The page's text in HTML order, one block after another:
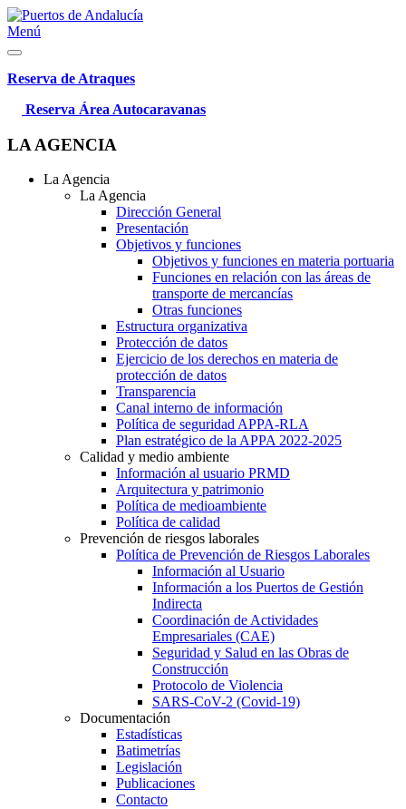
Menú
Reserva de Atraques
Reserva Área Autocaravanas
LA AGENCIA
La Agencia
La Agencia
Dirección General
Presentación
Objetivos y funciones
Objetivos y funciones en materia portuaria
Funciones en relación con las áreas de
transporte de mercancías
Otras funciones
Estructura organizativa
Protección de datos
Ejercicio de los derechos en materia de
protección de datos
Transparencia
Canal interno de información
Política de seguridad APPA-RLA
Plan estratégico de la APPA 2022-2025
Calidad y medio ambiente
Información al usuario PRMD
Arquitectura y patrimonio
Política de medioambiente
Política de calidad
Prevención de riesgos laborales
Política de Prevención de Riesgos Laborales
Información al Usuario
Información a los Puertos de Gestión
Indirecta
Coordinación de Actividades
Empresariales (CAE)
Seguridad y Salud en las Obras de
Construcción
Protocolo de Violencia
SARS-CoV-2 (Covid-19)
Documentación
Estadísticas
Batimetrías
Legislación
Publicaciones
Contacto